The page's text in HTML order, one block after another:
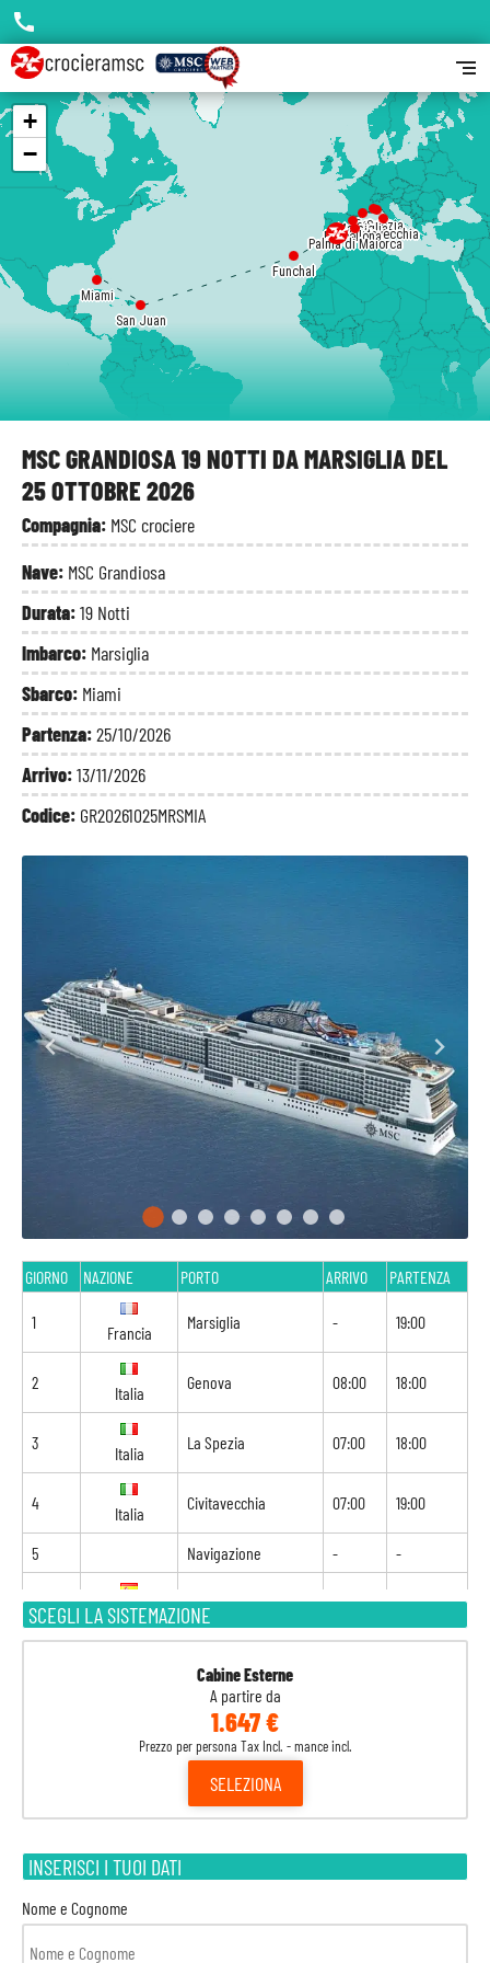
MSC GRANDIOSA 19 NOTTI DA MARSIGLIA DEL
25 OTTOBRE 2026
Compagnia: MSC crociere
Nave: MSC Grandiosa
Durata:19 Notti
Imbarco: Marsiglia
Sbarco: Miami
Partenza:25/10/2026
Arrivo:13/11/2026
Codice: GR20261025MRSMIA
SCEGLI LA SISTEMAZIONE
Cabine Esterne
A partire da
1.647 €
Prezzo per persona Tax Incl. - mance incl.
SELEZIONA
INSERISCI I TUOI DATI
Nome e Cognome
GIORNO NAZIONE PORTO ARRIVO PARTENZA
1
Francia
Marsiglia - 19:00
2
Italia
Genova 08:00 18:00
3
Italia
La Spezia 07:00 18:00
4
Italia
Civitavecchia 07:00 19:00
5 Navigazione - -
6
Spagna
Palma di Maiorca 09:00 21:00
Barcellona
Navigazione
Navigazione -
Portogallo
Funchal
11 Navigazione -
-
13
Navigazione -
-
Marsiglia
Genova
La Spezia
Civitavecchia
Palma di Maiorca
Barcellona
Funchal
San Juan
Miami
+
−
call
segment